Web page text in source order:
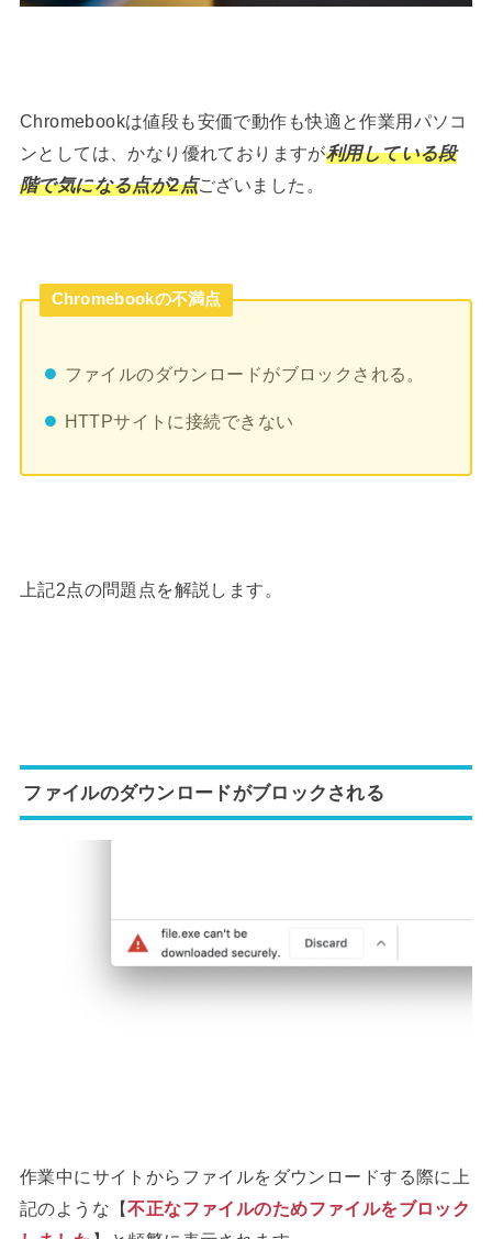
Chromebookは値段も安価で動作も快適と作業用パソコ
ンとしては、かなり優れておりますが利用している段
階で気になる点が2点ございました。
Chromebookの不満点
ファイルのダウンロードがブロックされる。
HTTPサイトに接続できない
上記2点の問題点を解説します。
ファイルのダウンロードがブロックされる
作業中にサイトからファイルをダウンロードする際に上
記のような【不正なファイルのためファイルをブロック